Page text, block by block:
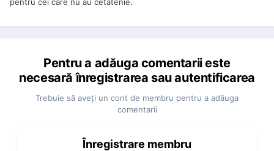
Pentru a adăuga comentarii este
necesară înregistrarea sau autentificarea
Trebuie să aveţi un cont de membru pentru a adăuga
comentarii
Înregistrare membru